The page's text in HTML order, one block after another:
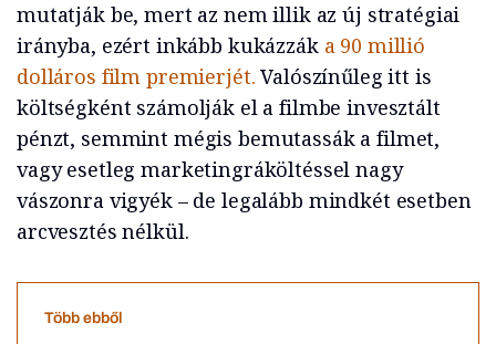
mutatják be, mert az nem illik az új stratégiai
irányba, ezért inkább kukázzák a 90 millió
dolláros film premierjét. Valószínűleg itt is
költségként számolják el a filmbe invesztált
pénzt, semmint mégis bemutassák a filmet,
vagy esetleg marketingráköltéssel nagy
vászonra vigyék – de legalább mindkét esetben
arcvesztés nélkül.
Több ebből